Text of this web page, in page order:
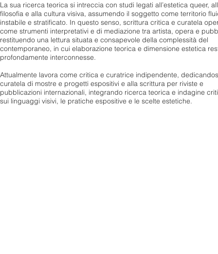
La sua ricerca teorica si intreccia con studi legati all’estetica queer,
filosofia e alla cultura visiva, assumendo il soggetto come territorio
instabile e stratificato. In questo senso, scrittura critica e curatela
come strumenti interpretativi e di mediazione tra artista, opera e
restituendo una lettura situata e consapevole della complessità del
contemporaneo, in cui elaborazione teorica e dimensione estetica
profondamente interconnesse.
Attualmente lavora come critica e curatrice indipendente,
curatela di mostre e progetti espositivi e alla scrittura per riviste e
pubblicazioni internazionali, integrando ricerca teorica e indagine
sui linguaggi visivi, le pratiche espositive e le scelte estetiche.